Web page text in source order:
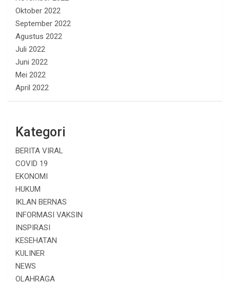
Oktober 2022
September 2022
Agustus 2022
Juli 2022
Juni 2022
Mei 2022
April 2022
Kategori
BERITA VIRAL
COVID 19
EKONOMI
HUKUM
IKLAN BERNAS
INFORMASI VAKSIN
INSPIRASI
KESEHATAN
KULINER
NEWS
OLAHRAGA